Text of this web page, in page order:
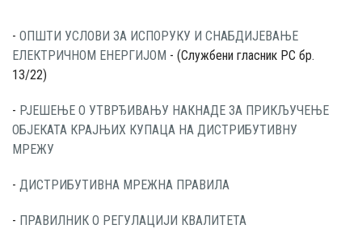
- ОПШТИ УСЛОВИ ЗА ИСПОРУКУ И СНАБДИЈЕВАЊЕ
ЕЛЕКТРИЧНОМ ЕНЕРГИЈОМ - (Службени гласник РС бр.
13/22)
- РЈЕШЕЊЕ О УТВРЂИВАЊУ НАКНАДЕ ЗА ПРИКЉУЧЕЊЕ
ОБЈЕКАТА КРАЈЊИХ КУПАЦА НА ДИСТРИБУТИВНУ
МРЕЖУ
- ДИСТРИБУТИВНА МРЕЖНА ПРАВИЛА
- ПРАВИЛНИК О РЕГУЛАЦИЈИ КВАЛИТЕТА